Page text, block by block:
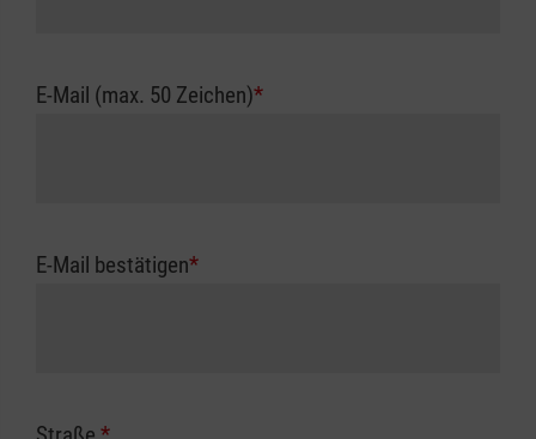
E-Mail (max. 50 Zeichen)*
E-Mail bestätigen*